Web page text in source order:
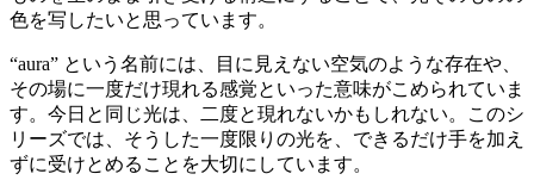
色を写したいと思っています。
“aura” という名前には、目に見えない空気のような存在や、
その場に一度だけ現れる感覚といった意味がこめられていま
す。今日と同じ光は、二度と現れないかもしれない。このシ
リーズでは、そうした一度限りの光を、できるだけ手を加え
ずに受けとめることを大切にしています。